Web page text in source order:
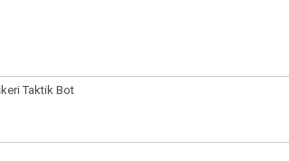
Taktik Bot